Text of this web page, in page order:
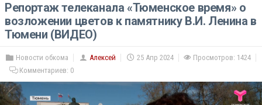
Репортаж телеканала «Тюменское время» о
возложении цветов к памятнику В.И. Ленина в
Тюмени (ВИДЕО)
Новости обкома Алексей 25 Апр 2024
Просмотров: 1424
Комментариев: 0